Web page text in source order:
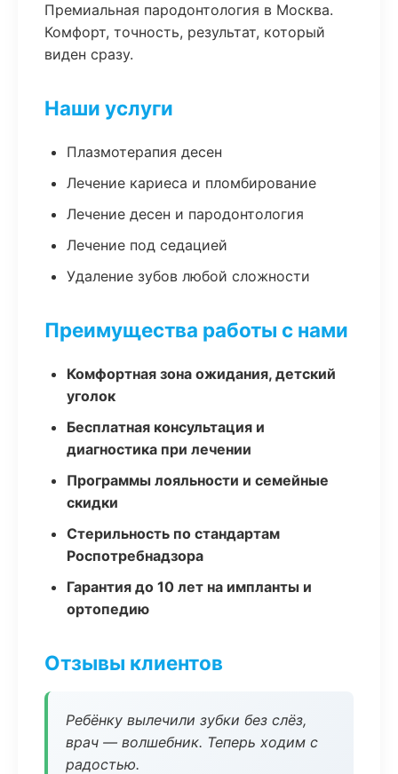
Премиальная пародонтология в Москва.
Комфорт, точность, результат, который
виден сразу.
Наши услуги
Плазмотерапия десен
Лечение кариеса и пломбирование
Лечение десен и пародонтология
Лечение под седацией
Удаление зубов любой сложности
Преимущества работы с нами
Комфортная зона ожидания, детский
уголок
Бесплатная консультация и
диагностика при лечении
Программы лояльности и семейные
скидки
Стерильность по стандартам
Роспотребнадзора
Гарантия до 10 лет на импланты и
ортопедию
Отзывы клиентов
Ребёнку вылечили зубки без слёз,
врач — волшебник. Теперь ходим с
радостью.